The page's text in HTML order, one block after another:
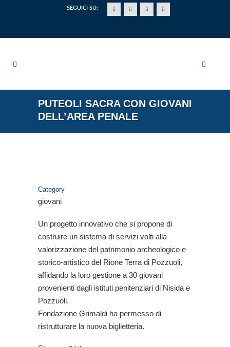
SEGUICI SU:
PUTEOLI SACRA CON GIOVANI
DELL’AREA PENALE
Category
giovani
Un progetto innovativo che si propone di
costruire un sistema di servizi volti alla
valorizzazione del patrimonio archeologico e
storico-artistico del Rione Terra di Pozzuoli,
affidando la loro gestione a 30 giovani
provenienti dagli istituti penitenziari di Nisida e
Pozzuoli.
Fondazione Grimaldi ha permesso di
ristrutturare la nuova biglietteria.